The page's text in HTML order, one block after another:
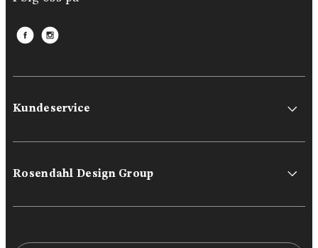
Kundeservice
Rosendahl Design Group